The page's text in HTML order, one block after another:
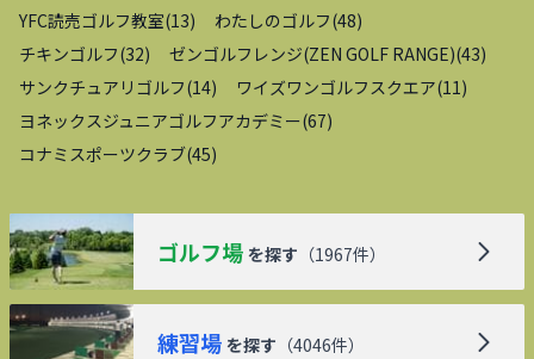
YFC読売ゴルフ教室(13) わたしのゴルフ(48)
チキンゴルフ(32) ゼンゴルフレンジ(ZEN GOLF RANGE)(43)
サンクチュアリゴルフ(14) ワイズワンゴルフスクエア(11 )
ヨネックスジュニアゴルフアカデミー(67)
コナミスポーツクラブ(45)
ゴルフ場 を探す （1967件）
練習場 を探す （4046件）